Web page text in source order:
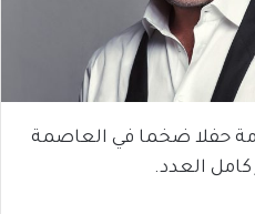
حفلا ضخما في العاصمة
العدد.